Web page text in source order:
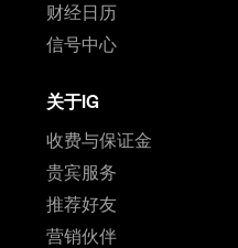
财经日历
信号中心
关于IG
收费与保证金
贵宾服务
推荐好友
营销伙伴